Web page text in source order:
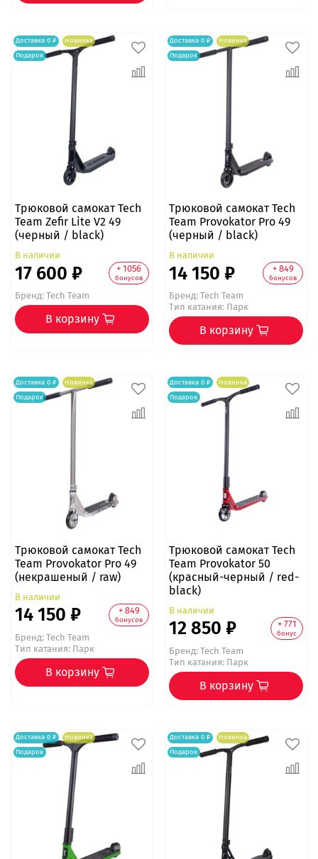
Доставка 0 ₽
Новинка
Подарок
Трюковой самокат Tech
Team Zefir Lite V2 49
(черный / black)
В наличии
17 600 ₽ + 1056
бонусов
Бренд:Tech Team
В корзину
Доставка 0 ₽
Новинка
Подарок
Трюковой самокат Tech
Team Provokator Pro 49
(черный / black)
В наличии
14 150 ₽ + 849
бонусов
Бренд:Tech Team
Тип катания: Парк
В корзину
Доставка 0 ₽
Новинка
Подарок
Трюковой самокат Tech
Team Provokator Pro 49
(некрашеный / raw)
В наличии
14 150 ₽ + 849
бонусов
Бренд:Tech Team
Тип катания: Парк
В корзину
Доставка 0 ₽
Новинка
Подарок
Трюковой самокат Tech
Team Provokator 50
(красный-черный / red-
black)
В наличии
12 850 ₽ + 771
бонус
Бренд:Tech Team
Тип катания: Парк
В корзину
Доставка 0 ₽
Новинка
Подарок
Доставка 0 ₽
Новинка
Подарок